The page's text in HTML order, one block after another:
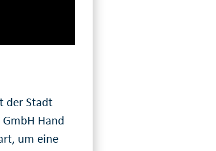
der Stadt
Hand
um eine